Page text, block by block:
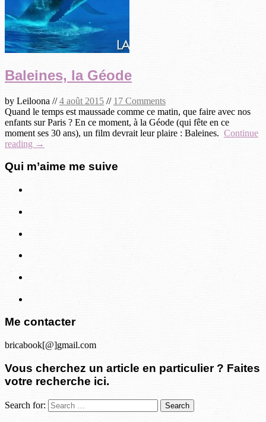
Baleines, la Géode
by Leiloona //4 août 2015 // 17 Comments
Quand le temps est maussade comme ce matin, que faire avec nos
enfants sur Paris ? En ce moment, à la Géode (qui fête en ce
moment ses 30 ans), un film devrait leur plaire : Baleines. Continue
reading →
Qui m’aime me suive
Me contacter
bricabook[@]gmail.com
Vous cherchez un article en particulier ? Faites
votre recherche ici.
Search for: